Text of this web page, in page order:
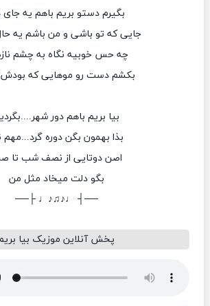
بگیرم دستو بریم باهم یه جای
جایی که تو باشی و من باشم یه
چه حس خوبیه نگاه به چشم
بکشم دست رو موهایی که بودش
بیا بریم باهم دور
بذا بهمون بگن دوره
اصن دوتایی از نصف شب تا
بگو دلت میخاد مثل من
──┤ ♩♪♫♪♩ ├──
پخش آنلاین موزیک بیا